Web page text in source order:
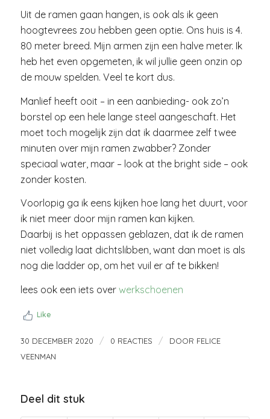
Uit de ramen gaan hangen, is ook als ik geen
hoogtevrees zou hebben geen optie. Ons huis is 4.
80 meter breed. Mijn armen zijn een halve meter. Ik
heb het even opgemeten, ik wil jullie geen onzin op
de mouw spelden. Veel te kort dus.
Manlief heeft ooit – in een aanbieding- ook zo’n
borstel op een hele lange steel aangeschaft. Het
moet toch mogelijk zijn dat ik daarmee zelf twee
minuten over mijn ramen zwabber? Zonder
speciaal water, maar – look at the bright side – ook
zonder kosten.
Voorlopig ga ik eens kijken hoe lang het duurt, voor
ik niet meer door mijn ramen kan kijken.
Daarbij is het oppassen geblazen, dat ik de ramen
niet volledig laat dichtslibben, want dan moet is als
nog die ladder op, om het vuil er af te bikken!
lees ook een iets over werkschoenen
Like
30 DECEMBER 2020 / 0 REACTIES / DOOR FELICE
VEENMAN
Deel dit stuk